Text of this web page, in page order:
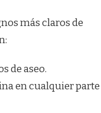
más claros de
de aseo.
en cualquier parte